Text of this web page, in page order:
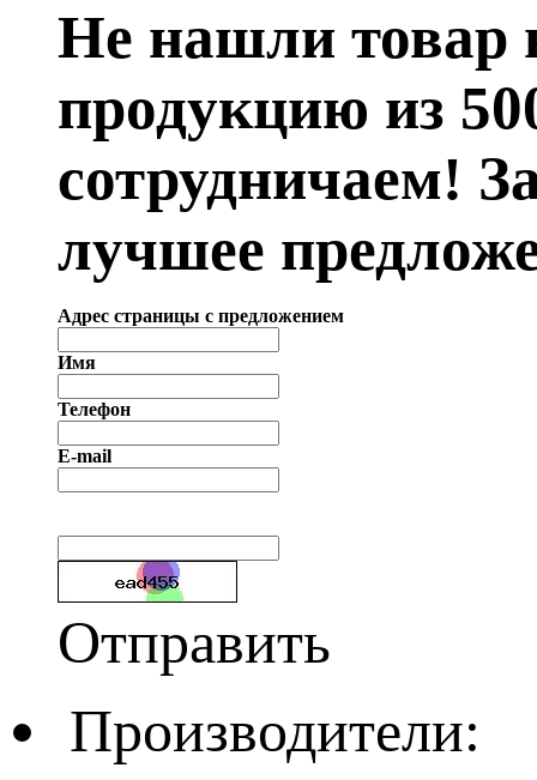
Не нашли товар
продукцию из
сотрудничаем!
лучшее
Адрес страницы с предложением
Имя
Телефон
E-mail
Отправить
Производители: